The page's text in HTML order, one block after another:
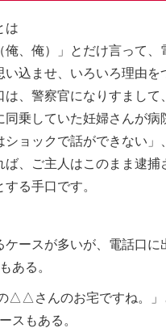
は
、俺）」とだけ言って、
い込ませ、いろいろ理由
、警察官になりすまして
同乗していた妊婦さんが
ョックで話ができない」
ば、ご主人はこのまま逮
る手口です。
ースが多いが、電話口に
ある。
△△さんのお宅ですね。」
スもある。